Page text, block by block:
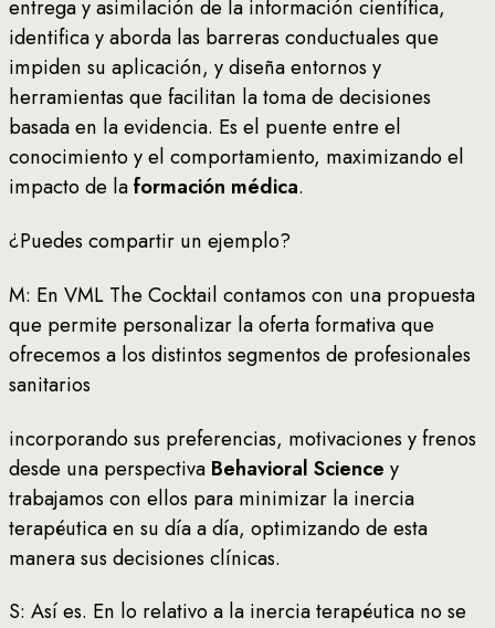
entrega y asimilación de la información científica,
identifica y aborda las barreras conductuales que
impiden su aplicación, y diseña entornos y
herramientas que facilitan la toma de decisiones
basada en la evidencia. Es el puente entre el
conocimiento y el comportamiento, maximizando el
impacto de laformación médica.
¿Puedes compartir un ejemplo?
M: En VML The Cocktail contamos con una propuesta
que permite personalizar la oferta formativa que
ofrecemos a los distintos segmentos de profesionales
sanitarios
incorporando sus preferencias, motivaciones y frenos
desde una perspectiva Behavioral Science y
trabajamos con ellos para minimizar la inercia
terapéutica en su día a día, optimizando de esta
manera sus decisiones clínicas.
S: Así es. En lo relativo a la inercia terapéutica no se